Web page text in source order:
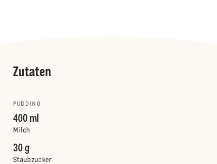
Zutaten
PUDDING
400 ml
Milch
30 g
Staubzucker